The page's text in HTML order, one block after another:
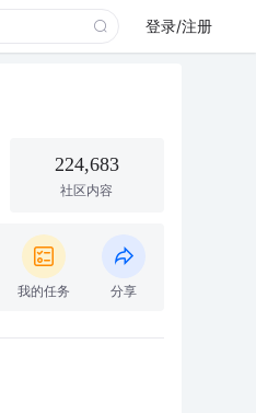
登录/注册
224,683
社区内容
我的任务 分享